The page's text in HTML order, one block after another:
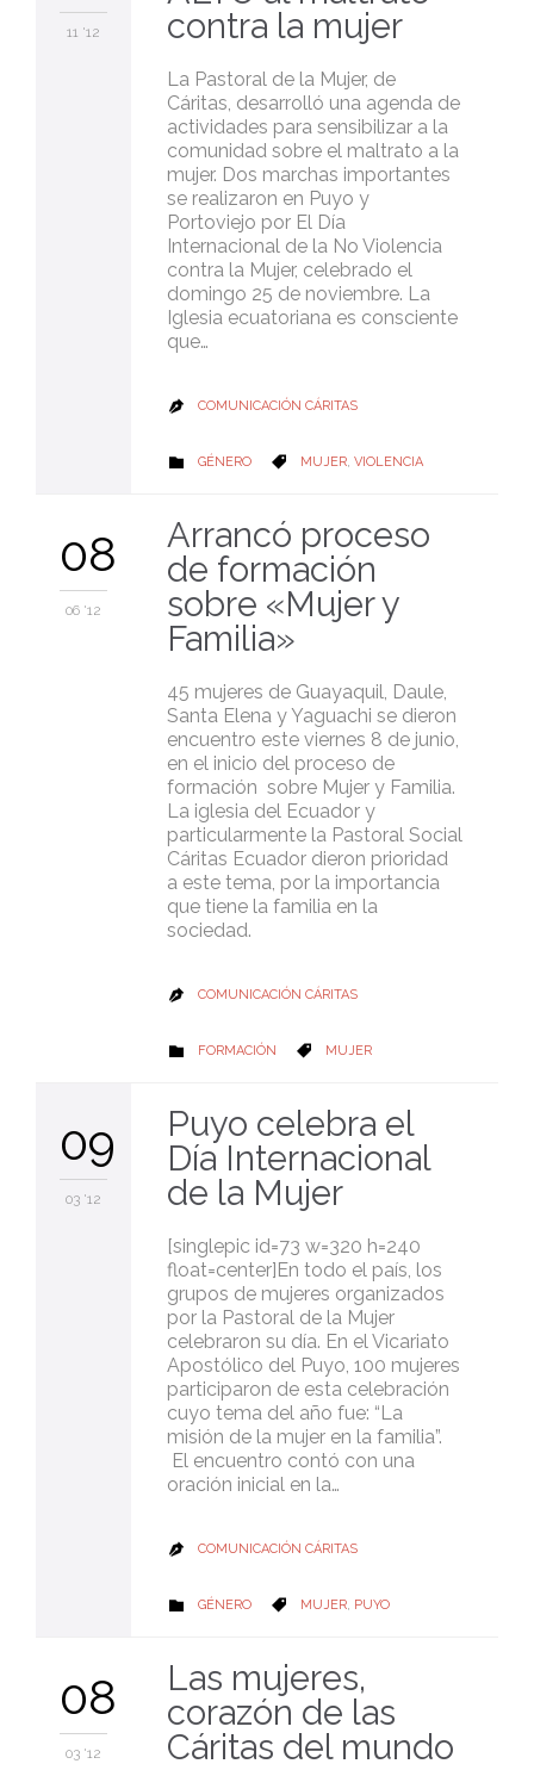
11 '12
contra la mujer
La Pastoral de la Mujer, de
Cáritas, desarrolló una agenda de
actividades para sensibilizar a la
comunidad sobre el maltrato a la
mujer. Dos marchas importantes
se realizaron en Puyo y
Portoviejo por El Día
Internacional de la No Violencia
contra la Mujer, celebrado el
domingo 25 de noviembre. La
Iglesia ecuatoriana es consciente
que…
 COMUNICACIÓN CÁRITAS
 CATEGORY
GÉNERO  CATEGORY
MUJER, VIOLENCIA
08
06 '12
Arrancó proceso
de formación
sobre «Mujer y
Familia»
45 mujeres de Guayaquil, Daule,
Santa Elena y Yaguachi se dieron
encuentro este viernes 8 de junio,
en el inicio del proceso de
formación sobre Mujer y Familia.
La iglesia del Ecuador y
particularmente la Pastoral Social
Cáritas Ecuador dieron prioridad
a este tema, por la importancia
que tiene la familia en la
sociedad.
 COMUNICACIÓN CÁRITAS
 CATEGORY
FORMACIÓN  CATEGORY
MUJER
09
03 '12
Puyo celebra el
Día Internacional
de la Mujer
[singlepic id=73 w=320 h=240
float=center]En todo el país, los
grupos de mujeres organizados
por la Pastoral de la Mujer
celebraron su día. En el Vicariato
Apostólico del Puyo, 100 mujeres
participaron de esta celebración
cuyo tema del año fue: “La
misión de la mujer en la familia”.
El encuentro contó con una
oración inicial en la…
 COMUNICACIÓN CÁRITAS
 CATEGORY
GÉNERO  CATEGORY
MUJER, PUYO
08
03 '12
Las mujeres,
corazón de las
Cáritas del mundo